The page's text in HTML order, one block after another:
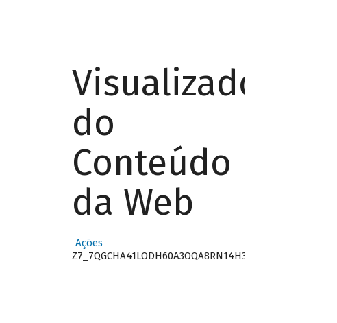
Visualizador
do
Conteúdo
da Web
Ações
Z7_7QGCHA41LODH60A3OQA8RN14H3